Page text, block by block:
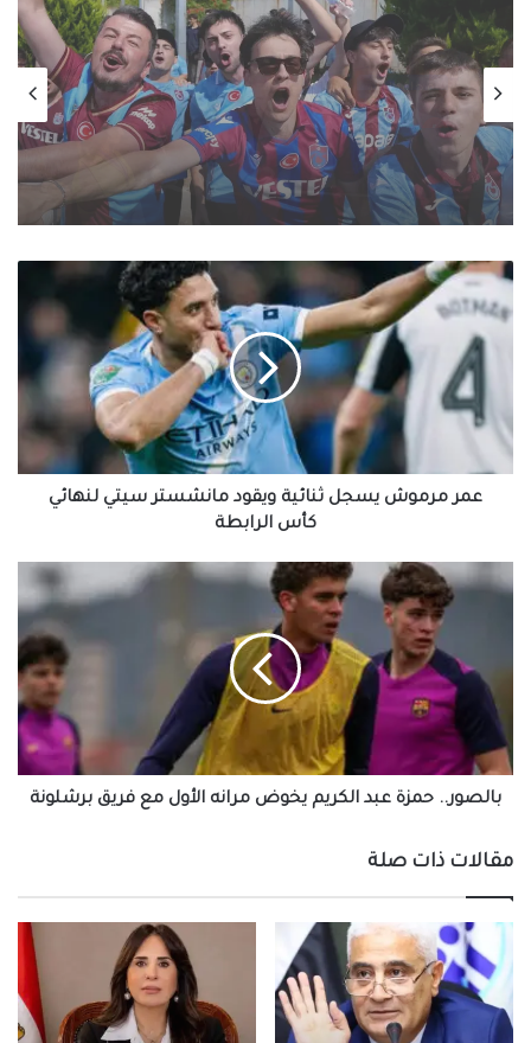
محافظات
منذ يوم واحد
افتتاح وحدة البرامج الوقائية للصندوق بمنطقة
رأس البر
معرض الصور
منذ يوم واحد
احتفالات جماهير طرابزون سبور بصفقة القرن
محمد صلاح
عمر
مرموش
يسجل
مانشستر
سيتي
لنهائي
كأس
الرابطةعمر مرموش يسجل ثنائية ويقود مانشستر سيتي لنهائي
كأس الرابطة
بالصور..
حمزة
يخوض
مرانه
الأول
مع
فريق
برشلونة
بالصور.. حمزة عبد الكريم يخوض مرانه الأول مع فريق برشلونة
مقالات ذات صلة